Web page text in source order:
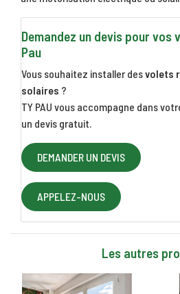
Demandez un devis pour vos
Pau
Vous souhaitez installer desvolets
solaires ?
TY PAU vous accompagne dans
un devis gratuit.
DEMANDER UN DEVIS
APPELEZ-NOUS
Les autres